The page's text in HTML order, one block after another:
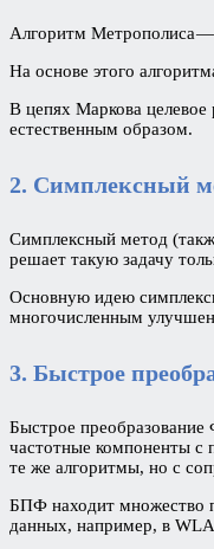
Алгоритм Метрополиса —
На основе этого
В цепях Маркова целевое
естественным образом.
2. Симплексный
Симплексный метод
решает такую задачу
Основную идею
многочисленным
3. Быстрое
Быстрое
частотные компоненты
те же алгоритмы, но с
БПФ находит множество
данных, например, в